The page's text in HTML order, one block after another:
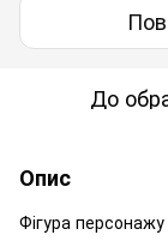
До
Опис
Фігура